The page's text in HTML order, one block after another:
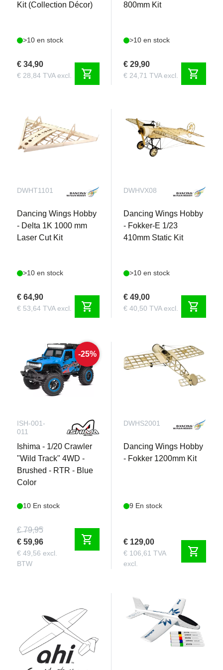
Kit (Collection Décor)
>10 en stock
€ 34,90
€ 28,84 TVA excl. shopping_cart
800mm Kit
>10 en stock
€ 29,90
€ 24,71 TVA excl. shopping_cart
DWHT1101
Dancing Wings Hobby
- Delta 1K 1000 mm
Laser Cut Kit
>10 en stock
€ 64,90
€ 53,64 TVA excl. shopping_cart
DWHVX08
Dancing Wings Hobby
- Fokker-E 1/23
410mm Static Kit
>10 en stock
€ 49,00
€ 40,50 TVA excl. shopping_cart
-25%
ISH-001-
011
Ishima - 1/20 Crawler
"Wild Track" 4WD -
Brushed - RTR - Blue
Color
10 En stock
€ 79,95
€ 59,96
€ 49,56 excl.
BTW
shopping_cart
DWHS2001
Dancing Wings Hobby
- Fokker 1200mm Kit
9 En stock
€ 129,00
€ 106,61 TVA
excl.
shopping_cart